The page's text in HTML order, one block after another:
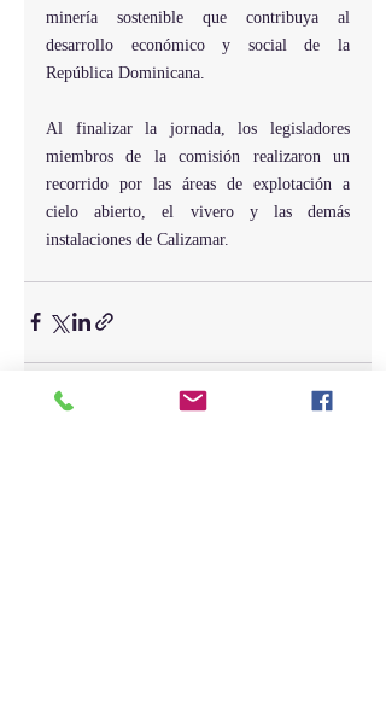
minería sostenible que contribuya al
desarrollo económico y social de la
República Dominicana.
Al finalizar la jornada, los legisladores
miembros de la comisión realizaron un
recorrido por las áreas de explotación a
cielo abierto, el vivero y las demás
instalaciones de Calizamar.